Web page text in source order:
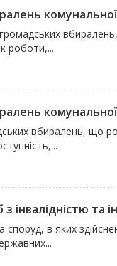
комунальної
роботи,...
комунальної
вбиралень, що
інвалідністю та
споруд, в яких